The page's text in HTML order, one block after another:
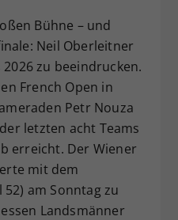
Bühne – und
Neil Oberleitner
zu beeindrucken.
French Open in
Petr Nouza
letzten acht Teams
erreicht. Der Wiener
mit dem
52) am Sonntag zu
Landsmänner
speichert Ihre Consent-
Unter anderem eine
ID, für die
Ihrer
Einstellungen, falls der
dies eingestellt